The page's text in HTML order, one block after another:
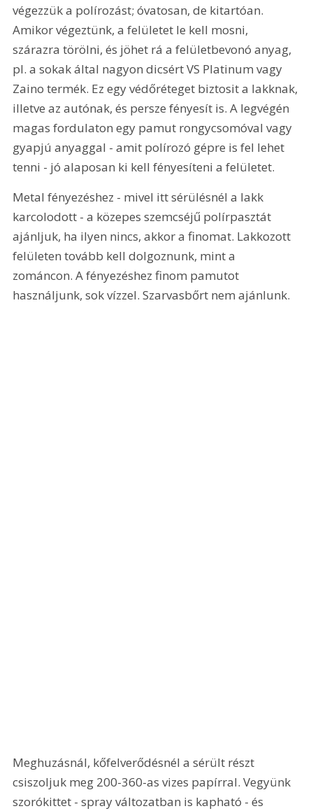
végezzük a polírozást; óvatosan, de kitartóan.
Amikor végeztünk, a felületet le kell mosni,
szárazra törölni, és jöhet rá a felületbevonó anyag,
pl. a sokak által nagyon dicsért VS Platinum vagy
Zaino termék. Ez egy védőréteget biztosit a lakknak,
illetve az autónak, és persze fényesít is. A legvégén
magas fordulaton egy pamut rongycsomóval vagy
gyapjú anyaggal - amit polírozó gépre is fel lehet
tenni - jó alaposan ki kell fényesíteni a felületet.
Metal fényezéshez - mivel itt sérülésnél a lakk
karcolodott - a közepes szemcséjű polírpasztát
ajánljuk, ha ilyen nincs, akkor a finomat. Lakkozott
felületen tovább kell dolgoznunk, mint a
zománcon. A fényezéshez finom pamutot
használjunk, sok vízzel. Szarvasbőrt nem ajánlunk.
Meghuzásnál, kőfelverődésnél a sérült részt
csiszoljuk meg 200-360-as vizes papírral. Vegyünk
szorókittet - spray változatban is kapható - és